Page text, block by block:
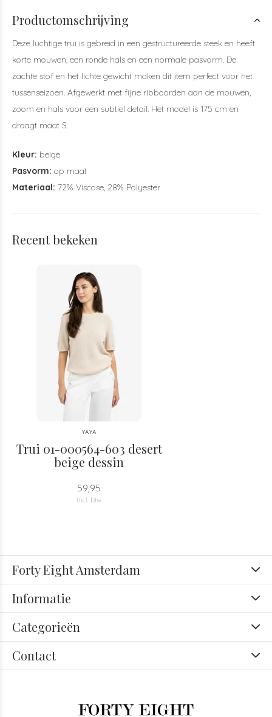
Productomschrijving
Deze luchtige trui is gebreid in een gestructureerde steek en heeft
korte mouwen, een ronde hals en een normale pasvorm. De
zachte stof en het lichte gewicht maken dit item perfect voor het
tussenseizoen. Afgewerkt met fijne ribboorden aan de mouwen,
zoom en hals voor een subtiel detail. Het model is 175 cm en
draagt maat S.
Kleur: beige
Pasvorm: op maat
Materiaal: 72% Viscose, 28% Polyester
Recent bekeken
YAYA
Trui 01-000564-603 desert
beige dessin
59,95
Incl. btw
Forty Eight Amsterdam
Informatie
Categorieën
Contact